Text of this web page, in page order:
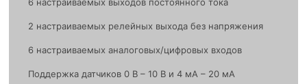
2 настраиваемых релейных выхода без напряжения
6 настраиваемых аналоговых/цифровых входов
Поддержка датчиков 0 В – 10 В и 4 мА – 20 мА